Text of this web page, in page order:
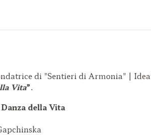
di "Sentieri di Armonia" |
Vita”.
della Vita